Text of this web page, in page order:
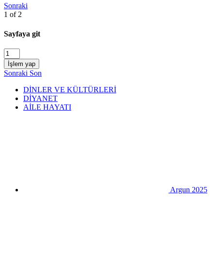
Sonraki
1 of 2
Sayfaya git
İşlem yap
Sonraki Son
DİNLER VE KÜLTÜRLERİ
DİYANET
AİLE HAYATI
Argun 2025